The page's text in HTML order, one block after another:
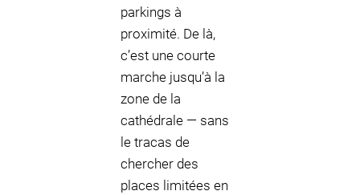
parkings à
proximité. De là,
c’est une courte
marche jusqu’à la
zone de la
cathédrale — sans
le tracas de
chercher des
places limitées en